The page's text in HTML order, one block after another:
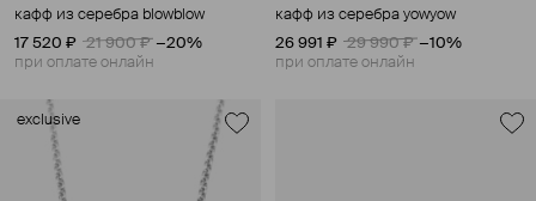
кафф из серебра blowblow
17 520 ₽
21 900 ₽ −20%
при оплате онлайн
кафф из серебра yowyow
26 991 ₽
29 990 ₽ −10%
при оплате онлайн
exclusive